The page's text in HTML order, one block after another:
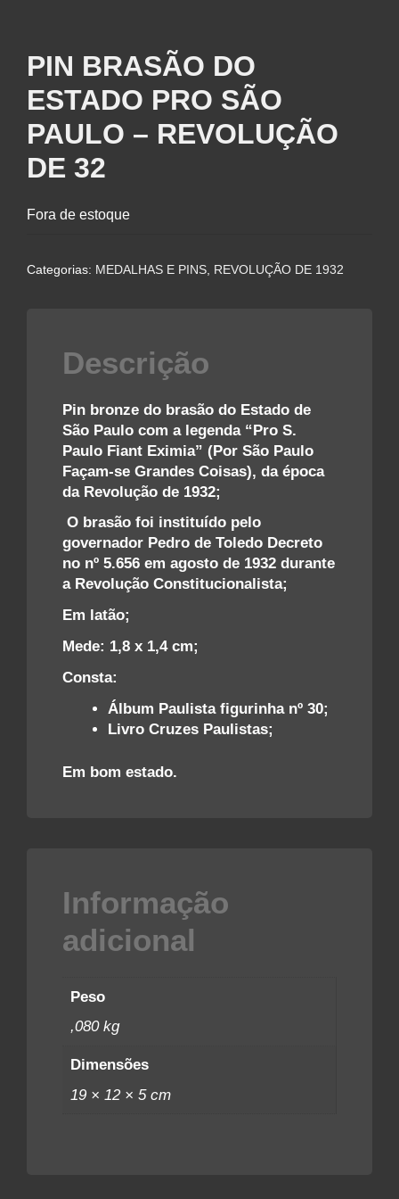
PIN BRASÃO DO
ESTADO PRO SÃO
PAULO – REVOLUÇÃO
DE 32
Fora de estoque
Categorias: MEDALHAS E PINS REVOLUÇÃO DE 1932
Descrição
Pin bronze do brasão do Estado de
São Paulo com a legenda “Pro S.
Paulo Fiant Eximia” (Por São Paulo
Façam-se Grandes Coisas), da época
da Revolução de 1932;
O brasão foi instituído pelo
governador Pedro de Toledo Decreto
no nº 5.656 em agosto de 1932 durante
a Revolução Constitucionalista;
Em latão;
Mede: 1,8 x 1,4 cm;
Consta:
Álbum Paulista figurinha nº 30;
Livro Cruzes Paulistas;
Em bom estado.
Informação
adicional
Peso
,080 kg
Dimensões
19 × 12 × 5 cm